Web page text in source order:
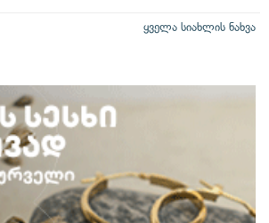
ყველა სიახლის ნახვა